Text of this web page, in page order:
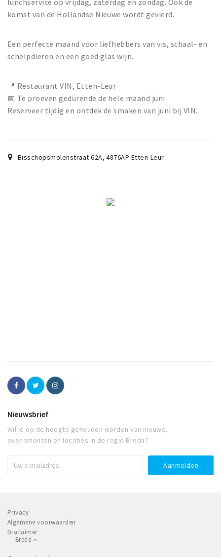
lunchservice op vrijdag, zaterdag en zondag. Ook de
komst van de Hollandse Nieuwe wordt gevierd.
Een perfecte maand voor liefhebbers van vis, schaal- en
schelpdieren en een goed glas wijn.
📍 Restaurant VIN, Etten-Leur
📅 Te proeven gedurende de hele maand juni
Reserveer tijdig en ontdek de smaken van juni bij VIN.
Bisschopsmolenstraat 62A,4876AP Etten-Leur
Nieuwsbrief
Wil je op de hoogte gehouden worden van nieuws,
evenementen en locaties in de regio Breda?
Privacy
Algemene voorwaarden
Disclaimer
Breda